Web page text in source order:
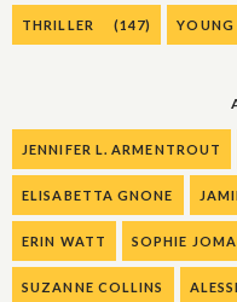
THRILLER (147) YOUNG
JENNIFER L. ARMENTROUT
ELISABETTA GNONE
ERIN WATT SOPHIE
SUZANNE COLLINS